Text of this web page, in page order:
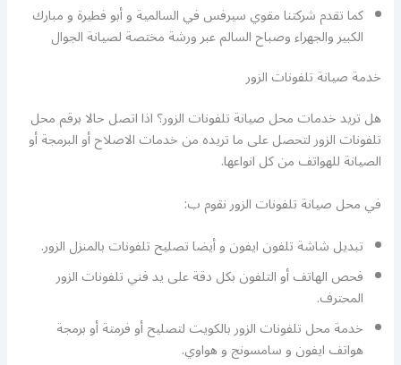
كما تقدم شركتنا مقوي سيرفس في السالمية و أبو فطيرة و مبارك
الكبير والجهراء وصباح السالم عبر ورشة مختصة لصيانة الجوال
خدمة صيانة تلفونات الزور
هل تريد خدمات محل صيانة تلفونات الزور؟ اذا اتصل حالا برقم محل
تلفونات الزور لتحصل على ما تريده من خدمات الاصلاح أو البرمجة أو
الصيانة للهواتف من كل انواعها.
في محل صيانة تلفونات الزور نقوم ب:
تبديل شاشة تلفون ايفون و أيضا تصليح تلفونات بالمنزل الزور.
فحص الهاتف أو التلفون بكل دقة على يد فني تلفونات الزور
المحترف.
خدمة محل تلفونات الزور بالكويت لتصليح أو فرمتة أو برمجة
هواتف ايفون و سامسونج و هواوي.